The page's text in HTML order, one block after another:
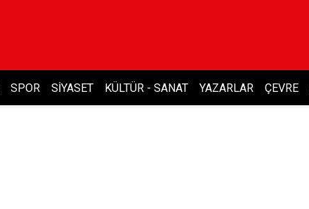
SPOR SIYASET KÜLTÜR - SANAT YAZARLAR ÇEVRE